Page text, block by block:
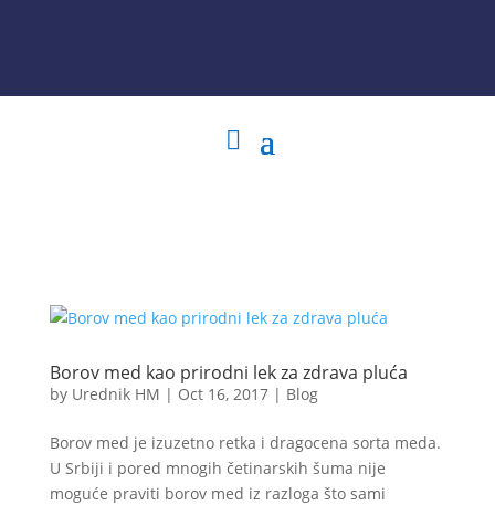
Borov med kao prirodni lek za zdrava pluća
by Urednik HM | Oct 16, 2017| Blog
Borov med je izuzetno retka i dragocena sorta meda.
U Srbiji i pored mnogih četinarskih šuma nije
moguće praviti borov med iz razloga što sami